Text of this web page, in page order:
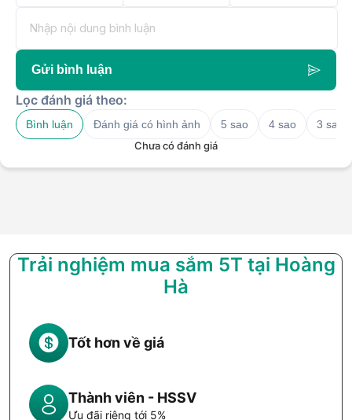
Gửi bình luận
Lọc đánh giá theo:
Bình luận Đánh giá có hình ảnh 5 sao 4 sao
3 sao
Chưa có đánh giá
Trải nghiệm mua sắm 5T tại Hoàng
Hà
Tốt hơn về giá
Thành viên - HSSV
Ưu đãi riêng tới 5%